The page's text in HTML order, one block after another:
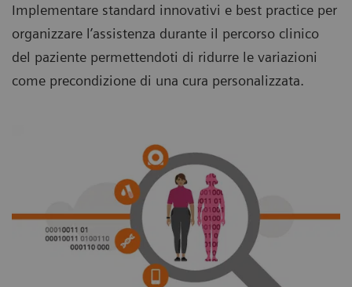
Implementare standard innovativi e best practice per
organizzare l’assistenza durante il percorso clinico
del paziente permettendoti di ridurre le variazioni
come precondizione di una cura personalizzata.